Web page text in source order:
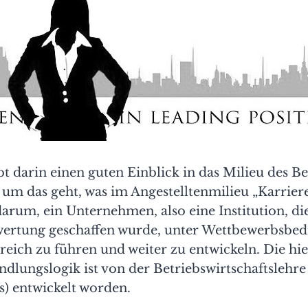
darin einen guten Einblick in das Milieu des
das geht, was im Angestelltenmilieu
ein Unternehmen, also eine Institution,
geschaffen wurde, unter
zu führen und weiter zu entwickeln. Die
ist von der Betriebswirtschaftslehre
entwickelt worden.